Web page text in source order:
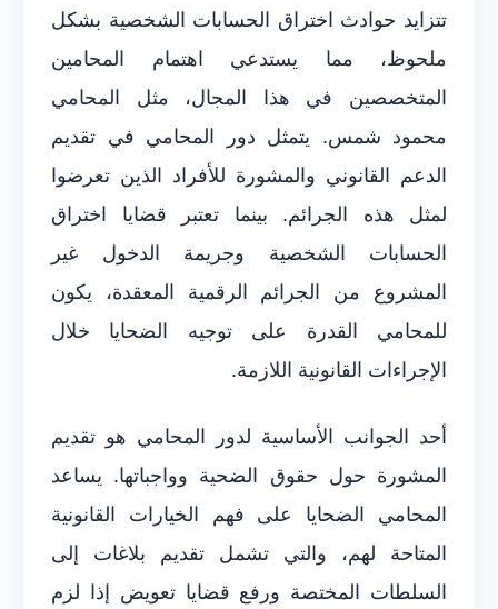
تتزايد حوادث اختراق الحسابات الشخصية بشكل
ملحوظ، مما يستدعي اهتمام المحامين
المتخصصين في هذا المجال، مثل المحامي
محمود شمس. يتمثل دور المحامي في تقديم
الدعم القانوني والمشورة للأفراد الذين تعرضوا
لمثل هذه الجرائم. بينما تعتبر قضايا اختراق
الحسابات الشخصية وجريمة الدخول غير
المشروع من الجرائم الرقمية المعقدة، يكون
للمحامي القدرة على توجيه الضحايا خلال
الإجراءات القانونية اللازمة.
أحد الجوانب الأساسية لدور المحامي هو تقديم
المشورة حول حقوق الضحية وواجباتها. يساعد
المحامي الضحايا على فهم الخيارات القانونية
المتاحة لهم، والتي تشمل تقديم بلاغات إلى
السلطات المختصة ورفع قضايا تعويض إذا لزم